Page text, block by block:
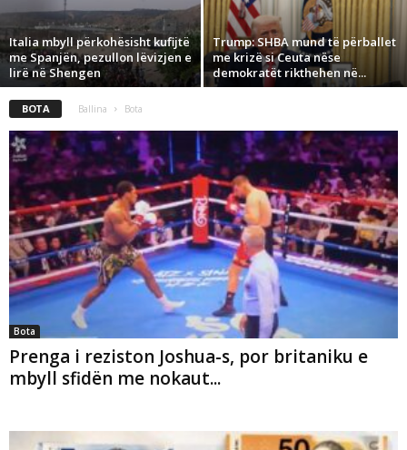
Italia mbyll përkohësisht kufijtë
me Spanjën, pezullon lëvizjen e
lirë në Shengen
Trump: SHBA mund të përballet
me krizë si Ceuta nëse
demokratët rikthehen në...
BOTA Ballina Bota
Bota
Prenga i reziston Joshua-s, por britaniku e
mbyll sfidën me nokaut...